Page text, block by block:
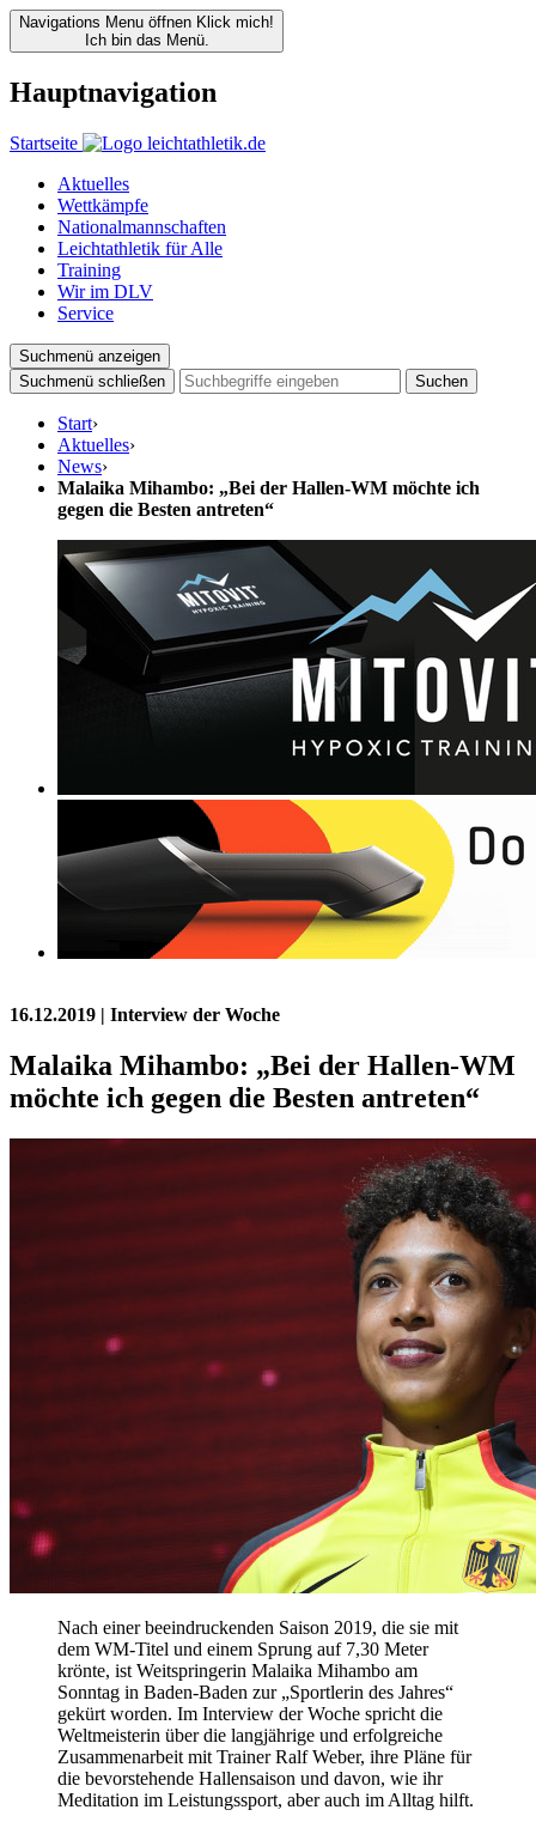
Navigations Menu öffnen Klick mich!
Ich bin das Menü.
Hauptnavigation
Startseite
Aktuelles
Wettkämpfe
Nationalmannschaften
Leichtathletik für Alle
Training
Wir im DLV
Service
Suchmenü anzeigen
Suchmenü schließen
Suchen
Start›
Aktuelles›
News›
Malaika Mihambo: „Bei der Hallen-WM möchte ich
gegen die Besten antreten“
16.12.2019 | Interview der Woche
Malaika Mihambo: „Bei der Hallen-WM
möchte ich gegen die Besten antreten“
Nach einer beeindruckenden Saison 2019, die sie mit
dem WM-Titel und einem Sprung auf 7,30 Meter
krönte, ist Weitspringerin Malaika Mihambo am
Sonntag in Baden-Baden zur „Sportlerin des Jahres“
gekürt worden. Im Interview der Woche spricht die
Weltmeisterin über die langjährige und erfolgreiche
Zusammenarbeit mit Trainer Ralf Weber, ihre Pläne für
die bevorstehende Hallensaison und davon, wie ihr
Meditation im Leistungssport, aber auch im Alltag hilft.